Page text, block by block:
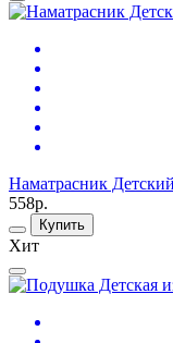
Наматрасник
558р.
Купить
Хит